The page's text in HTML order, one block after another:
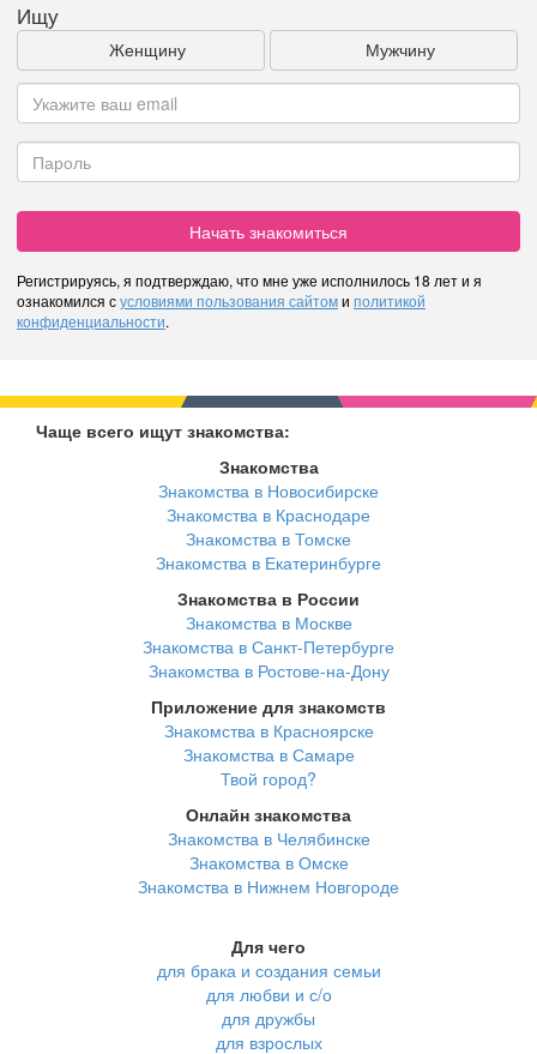
Ищу
Женщину Мужчину
Начать знакомиться
Регистрируясь, я подтверждаю, что мне уже исполнилось 18 лет и я
ознакомился сусловиями пользования сайтоми политикой
конфиденциальности.
Чаще всего ищут знакомства:
Знакомства
Знакомства в Новосибирске
Знакомства в Краснодаре
Знакомства в Томске
Знакомства в Екатеринбурге
Знакомства в России
Знакомства в Москве
Знакомства в Санкт-Петербурге
Знакомства в Ростове-на-Дону
Приложение для знакомств
Знакомства в Красноярске
Знакомства в Самаре
Твой город?
Онлайн знакомства
Знакомства в Челябинске
Знакомства в Омске
Знакомства в Нижнем Новгороде
Для чего
для брака и создания семьи
для любви и с/о
для дружбы
для взрослых